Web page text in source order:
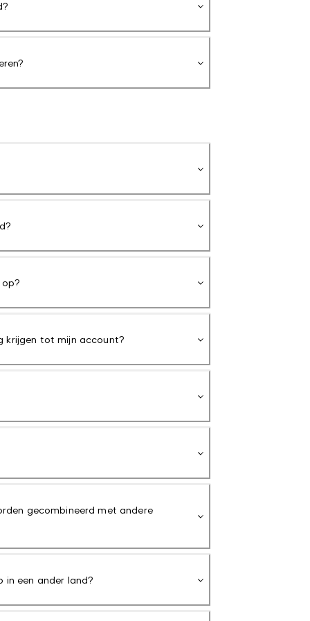
krijgen tot mijn account?
gecombineerd met andere
in een ander land?